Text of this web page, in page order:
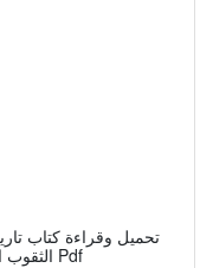
تحميل وقراءة كتاب
الثقوب السوداء تأليف ستيفن هوكنج Pdf